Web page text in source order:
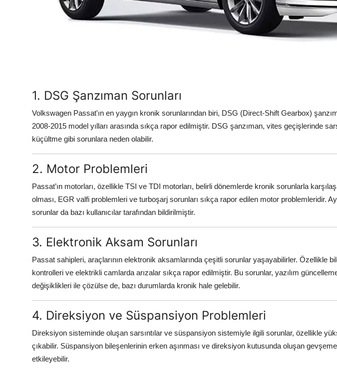
1. DSG Şanzıman Sorunları
Volkswagen Passat'ın en yaygın kronik sorunlarından biri, DSG (Direct-Shift Gearbox)
2008-2015 model yılları arasında sıkça rapor edilmiştir. DSG şanzıman, vites geçişlerinde
küçültme gibi sorunlara neden olabilir.
2. Motor Problemleri
Passat’ın motorları, özellikle TSI ve TDI motorları, belirli dönemlerde kronik sorunlarla
olması, EGR valfi problemleri ve turboşarj sorunları sıkça rapor edilen motor problemleridir.
sorunlar da bazı kullanıcılar tarafından bildirilmiştir.
3. Elektronik Aksam Sorunları
Passat sahipleri, araçlarının elektronik aksamlarında çeşitli sorunlar yaşayabilirler. Özellikle
kontrolleri ve elektrikli camlarda arızalar sıkça rapor edilmiştir. Bu sorunlar, yazılım
değişiklikleri ile çözülse de, bazı durumlarda kronik hale gelebilir.
4. Direksiyon ve Süspansiyon Problemleri
Direksiyon sisteminde oluşan sarsıntılar ve süspansiyon sistemiyle ilgili sorunlar, özellikle
çıkabilir. Süspansiyon bileşenlerinin erken aşınması ve direksiyon kutusunda oluşan
etkileyebilir.